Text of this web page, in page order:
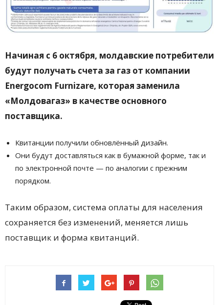
Начиная с 6 октября, молдавские потребители
будут получать счета за газ от компании
Energocom Furnizare, которая заменила
«Молдовагаз» в качестве основного
поставщика.
Квитанции получили обновлённый дизайн.
Они будут доставляться как в бумажной форме, так и
по электронной почте — по аналогии с прежним
порядком.
Таким образом, система оплаты для населения
сохраняется без изменений, меняется лишь
поставщик и форма квитанций.